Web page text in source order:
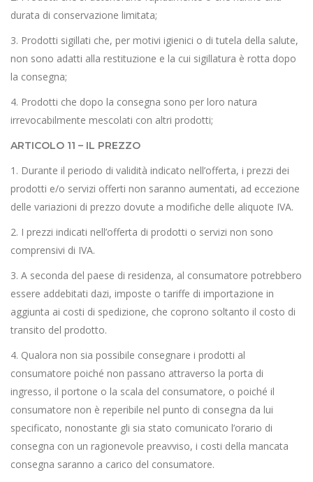
durata di conservazione limitata;
3. Prodotti sigillati che, per motivi igienici o di tutela della salute,
non sono adatti alla restituzione e la cui sigillatura è rotta dopo
la consegna;
4. Prodotti che dopo la consegna sono per loro natura
irrevocabilmente mescolati con altri prodotti;
ARTICOLO 11 – IL PREZZO
1. Durante il periodo di validità indicato nell’offerta, i prezzi dei
prodotti e/o servizi offerti non saranno aumentati, ad eccezione
delle variazioni di prezzo dovute a modifiche delle aliquote IVA.
2. I prezzi indicati nell’offerta di prodotti o servizi non sono
comprensivi di IVA.
3. A seconda del paese di residenza, al consumatore potrebbero
essere addebitati dazi, imposte o tariffe di importazione in
aggiunta ai costi di spedizione, che coprono soltanto il costo di
transito del prodotto.
4. Qualora non sia possibile consegnare i prodotti al
consumatore poiché non passano attraverso la porta di
ingresso, il portone o la scala del consumatore, o poiché il
consumatore non è reperibile nel punto di consegna da lui
specificato, nonostante gli sia stato comunicato l’orario di
consegna con un ragionevole preavviso, i costi della mancata
consegna saranno a carico del consumatore.